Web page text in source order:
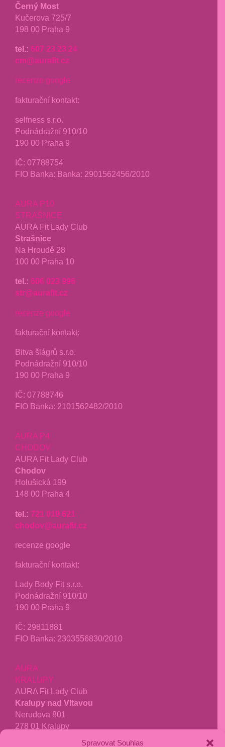
Spravovat Souhlas
Černý Most
Kučerova 725/7
198 00 Praha 9
tel.: 607 23 23 24
cm@aurafit.cz
recenze google
fakturační kontakt:
selfness s.r.o.
Podnádražní 910/10
190 00 Praha 9
IČ: 07788754
FIO Banka: Banka: 2901562456/2010
AURA P10
STRAŠNICE
AURA Fit Lady Club
Strašnice
Na Hroudě 28
100 00 Praha 10
tel.: 606 023 996
str@aurafit.cz
recenze google
fakturační kontakt:
Bitva šlágrů s.r.o.
Podnádražní 910/10
190 00 Praha 9
IČ: 07788746
FIO Banka: 2101562482/2010
AURA P4
CHODOV
AURA Fit Lady Club
Chodov
Holušická 199
148 00 Praha 4
tel.: 721 019 621
chodov@aurafit.cz
recenze google
fakturační kontakt:
Lady Body Fit s.r.o.
Podnádražní 910/10
190 00 Praha 9
IČ: 29811881
FIO Banka: 2303556830/2010
AURA
KRALUPY
AURA Fit Lady Club
Kralupy nad Vltavou
Nerudova 801
278 01 Kralupy